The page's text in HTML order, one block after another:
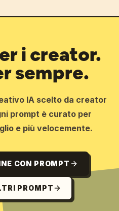
i creator.
sempre.
IA scelto da creator
prompt è curato per
e più velocemente.
CON PROMPT
PROMPT